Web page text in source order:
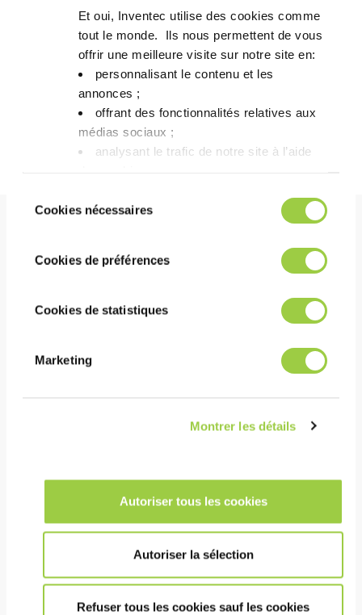
Et oui, Inventec utilise des cookies comme
tout le monde. ​ Ils nous permettent de vous
offrir une meilleure visite sur notre site en:​
personnalisant le contenu et les
annonces ;​
offrant des fonctionnalités relatives aux
médias sociaux ; ​
analysant le trafic de notre site à l’aide
refuser ou de les paramétrer.​ Pas de
panique, vous pourrez également modifier à
tout moment vos choix dans l'onglet Gérer
les cookies.​ ​ ​
duCookies nécessaires
Cookies de préférences
Cookies de statistiques
Marketing
Montrer les détails
Autoriser tous les cookies
Autoriser la sélection
Refuser tous les cookies sauf les cookies
通过 ANSI/J-STD-004
铜腐蚀测试 通过 ANSI/J-STD-004
SIR (欧姆)
85°C – 85% RH – 50 V
20°C – 65% RH
通过
> 10 ANSI/J-STD-004
好处
对所有表面处理（包括 OSP）都有很好的润湿性
性的
健康安全环境